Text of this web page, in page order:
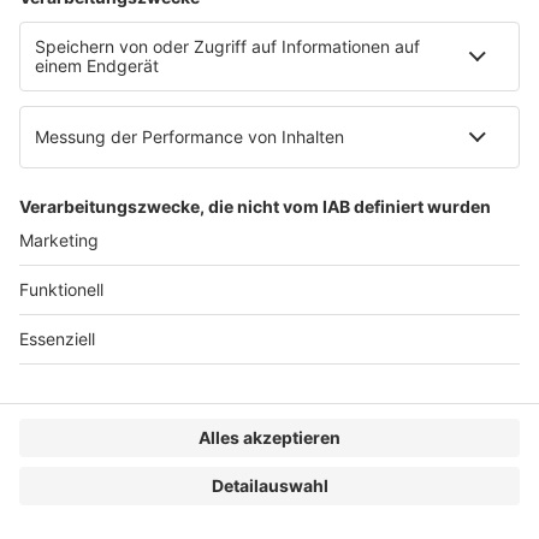
Download-Center
Passwort anzeigen